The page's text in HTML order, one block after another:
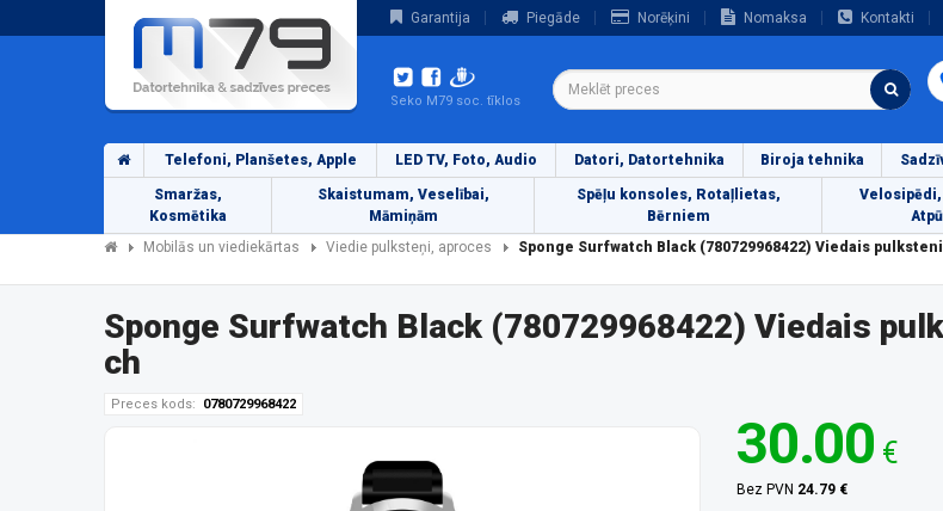
Garantija Piegāde Norēķini Nomaksa Kontakti
Seko M79 soc. tīklos
Telefoni, Planšetes, Apple LED TV, Foto, Audio Datori, Datortehnika Biroja tehnika
Smaržas,
Kosmētika
Skaistumam, Veselībai,
Māmiņām
Spēļu konsoles, Rotaļlietas,
Bērniem
Mobilās un viediekārtas Viedie pulksteņi, aproces Sponge Surfwatch Black (780729968422) Viedais
Sponge Surfwatch Black (780729968422) Viedais
ch
Preces kods: 0780729968422
30.00 €
Bez PVN 24.79 €